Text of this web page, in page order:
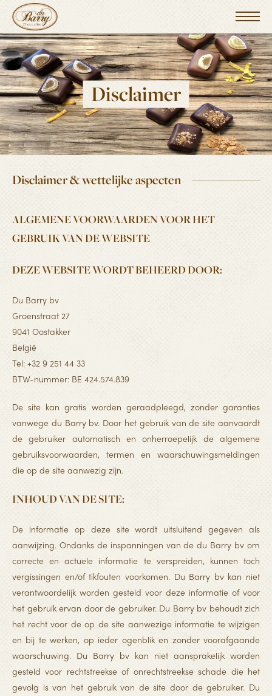
Disclaimer
Disclaimer & wettelijke aspecten
ALGEMENE VOORWAARDEN VOOR HET
GEBRUIK VAN DE WEBSITE
DEZE WEBSITE WORDT BEHEERD DOOR:
Du Barry bv
Groenstraat 27
9041 Oostakker
België
Tel: +32 9 251 44 33
BTW-nummer: BE 424.574.839
De site kan gratis worden geraadpleegd, zonder garanties
vanwege du Barry bv. Door het gebruik van de site aanvaardt
de gebruiker automatisch en onherroepelijk de algemene
gebruiksvoorwaarden, termen en waarschuwingsmeldingen
die op de site aanwezig zijn.
INHOUD VAN DE SITE:
De informatie op deze site wordt uitsluitend gegeven als
aanwijzing. Ondanks de inspanningen van de du Barry bv om
correcte en actuele informatie te verspreiden, kunnen toch
vergissingen en/of tikfouten voorkomen. Du Barry bv kan niet
verantwoordelijk worden gesteld voor deze informatie of voor
het gebruik ervan door de gebruiker. Du Barry bv behoudt zich
het recht voor de op de site aanwezige informatie te wijzigen
en bij te werken, op ieder ogenblik en zonder voorafgaande
waarschuwing. Du Barry bv kan niet aansprakelijk worden
gesteld voor rechtstreekse of onrechtstreekse schade die het
gevolg is van het gebruik van de site door de gebruiker. Du